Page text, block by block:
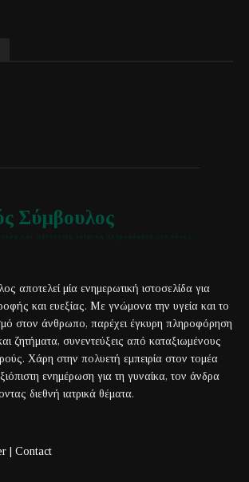
Σύμβουλος
αποτελεί μία ενημερωτική ιστοσελίδα για
και ευεξίας. Με γνώμονα την υγεία και το
στον άνθρωπο, παρέχει έγκυρη πληροφόρηση
ζητήματα, συνεντεύξεις από καταξιωμένους
Χάρη στην πολυετή εμπειρία στον τομέα
ενημέρωση για τη γυναίκα, τον άνδρα
διεθνή ιατρικά θέματα.
| Contact